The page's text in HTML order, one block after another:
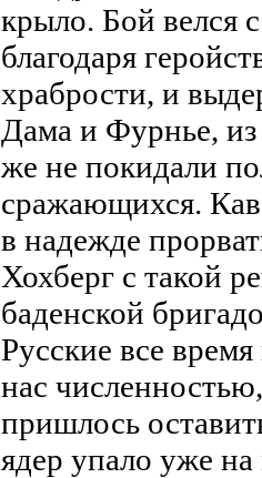
крыло. Бой велся
благодаря
храбрости, и
Дама и Фурнье,
же не покидали
сражающихся.
в надежде
Хохберг с такой
баденской
Русские все
нас
пришлось
ядер упало уже